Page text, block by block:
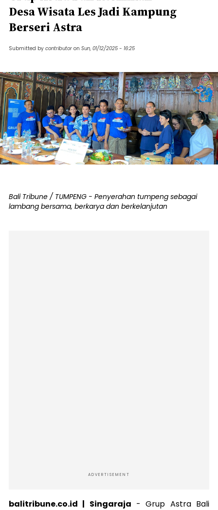
Desa Wisata Les Jadi Kampung
Berseri Astra
Submitted by contributor on Sun, 01/12/2025 - 16:25
Bali Tribune / TUMPENG - Penyerahan tumpeng sebagai
lambang bersama, berkarya dan berkelanjutan
ADVERTISEMENT
balitribune.co.id | Singaraja -Grup Astra Bali